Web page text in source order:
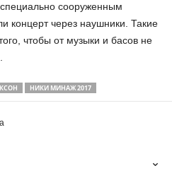
сооруженным
концерт через наушники. Такие
чтобы от музыки и басов не
НИКИ МИНАЖ 2017